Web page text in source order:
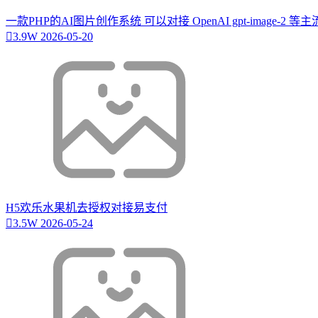
一款PHP的AI图片创作系统 可以对接 OpenAI gpt-image-2 等主
3.9W 2026-05-20
H5欢乐水果机去授权对接易支付
3.5W 2026-05-24